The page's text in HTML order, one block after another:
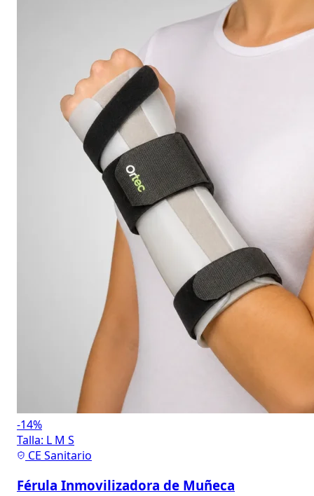
-14%
Talla: L M S
CE Sanitario
Férula Inmovilizadora de Muñeca